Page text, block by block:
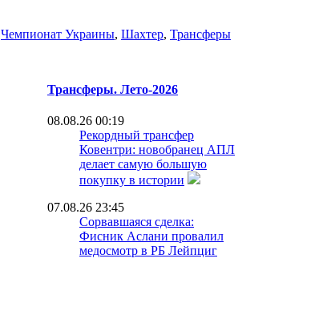
Чемпионат Украины, Шахтер, Трансферы
Трансферы. Лето-2026
08.08.26 00:19
Рекордный трансфер
Ковентри: новобранец АПЛ
делает самую большую
покупку в истории
07.08.26 23:45
Сорвавшаяся сделка:
Фисник Аслани провалил
медосмотр в РБ Лейпциг